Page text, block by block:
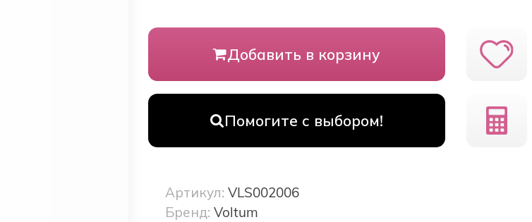
Добавить в корзину
Помогите с выбором!
Артикул: VLS002006
Бренд: Voltum